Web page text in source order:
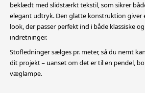
beklædt med slidstærkt tekstil, som sikrer
elegant udtryk. Den glatte konstruktion giver
look, der passer perfekt ind i både klassiske
indretninger.
Stofledninger sælges pr. meter, så du nemt
dit projekt – uanset om det er til en pendel,
væglampe.